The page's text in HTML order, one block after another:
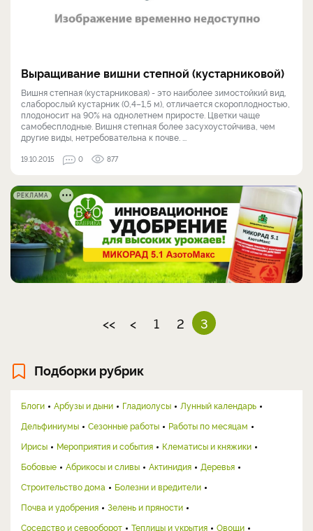
Выращивание вишни степной (кустарниковой)
Вишня степная (кустарниковая) - это наиболее зимостойкий вид,
слаборослый кустарник (0,4–1,5 м), отличается скороплодностью,
плодоносит на 90% на однолетнем приросте. Цветки чаще
самобесплодные. Вишня степная более засухоустойчива, чем
другие виды, нетребовательна к почве. ...
19.10.2015 0 877
РЕКЛАМА
<< < 1 2 3
Подборки рубрик
Блоги Арбузы и дыни Гладиолусы
Лунный календарь
Дельфиниумы
Сезонные работы
Работы по месяцам
Ирисы
Мероприятия и события
Клематисы и княжики
Бобовые
Абрикосы и сливы Актинидия
Деревья
Строительство дома
Болезни и вредители
Почва и удобрения
Зелень и пряности
Соседство и севооборот
Теплицы и укрытия Овощи